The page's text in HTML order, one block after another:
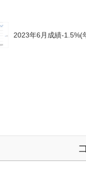
2023年6月成績-1.5%(